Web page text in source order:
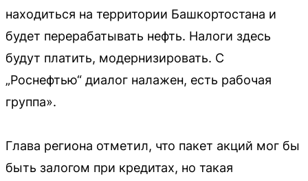
находиться на территории Башкортостана и
будет перерабатывать нефть. Налоги здесь
будут платить, модернизировать. С
„Роснефтью“ диалог налажен, есть рабочая
группа».
Глава региона отметил, что пакет акций мог бы
быть залогом при кредитах, но такая